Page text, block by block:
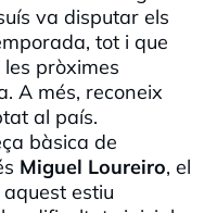
va disputar els
tot i que
pròximes
A més, reconeix
al país.
bàsica de
Miguel Loureiro, el
estiu